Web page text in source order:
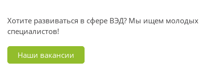
Хотите развиваться в сфере ВЭД? Мы ищем молодых
специалистов!
Наши вакансии